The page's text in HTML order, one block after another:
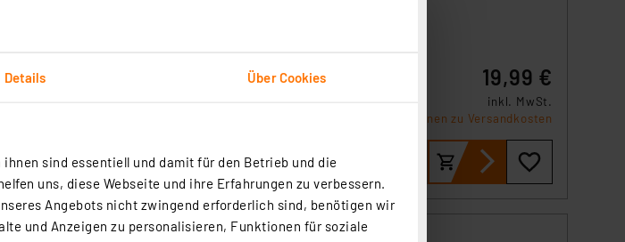
Details Über Cookies
sind essentiell und damit für den Betrieb und die
uns, diese Webseite und ihre Erfahrungen zu verbessern.
Angebots nicht zwingend erforderlich sind, benötigen wir
und Anzeigen zu personalisieren, Funktionen für soziale
und Schalldämmung für
in folgende Länder: CH
19,99 €
inkl. MwSt.
Informationen zu Versandkosten